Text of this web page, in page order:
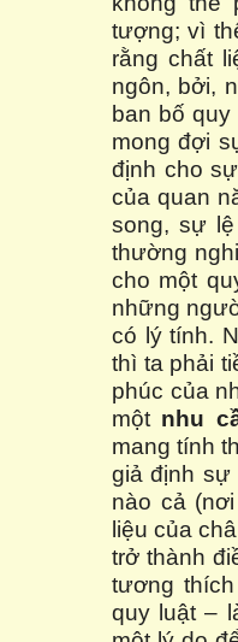
tượng; vì
rằng chất
ngôn, bởi,
ban bố quy
mong đợi
định cho
của quan
song, sự
thường
cho một
những
có lý tính.
thì ta phải
phúc của
một nhu
mang tính
giả định sự
nào cả
liệu của
trở thành
tương
quy luật –